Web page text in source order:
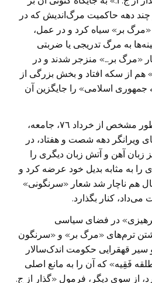
دهه حاکمیت مرگ‌اندیش که در
«مرگ بر» سیاه کرد و در عمل،
به مرگ تدریجی یا ضربتی
«مرگ بر…» منزجر شدند و در
هم از سکه افتاد و بخش بزرگی از
جمهوری اسلامی» را جایگزین آن
در تحول مشابه دیگر، به طور مشخص از خرداد ٧٦، جامعه،
ویرانگر دهه شصت و هفتاد، در
زبان آهن و آتش زبان دیگری را
را به مثابه بدیل خود عرضه کرد و
هم ناچار شد شعار «سرنگونی»
کنار بگذارد.
در فضای سیاسی
ترم‌های «مرگ بر» و «سرنگون
سیر قهقرایی حکومت اندک‌سالار
فَقِیه» که آن را به مانع اصلی
از سوی دیگر، فرمول «گذار از ج.